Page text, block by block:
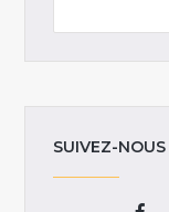
SUIVEZ-NOUS